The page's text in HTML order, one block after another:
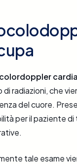
di radiazioni, che
del cuore.
per il paziente
tale esame